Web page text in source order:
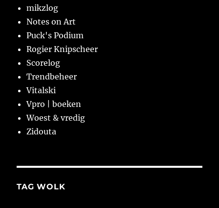
mikzlog
Notes on Art
Puck's Podium
Rogier Knipscheer
Scorelog
Trendbeheer
Vitalski
Vpro | boeken
Woest & vredig
Zidouta
TAG WOLK